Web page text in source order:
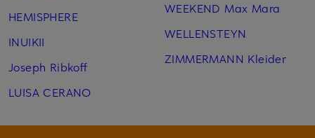
HEMISPHERE
INUIKII
Joseph Ribkoff
LUISA CERANO
WEEKEND Max Mara
WELLENSTEYN
ZIMMERMANN Kleider